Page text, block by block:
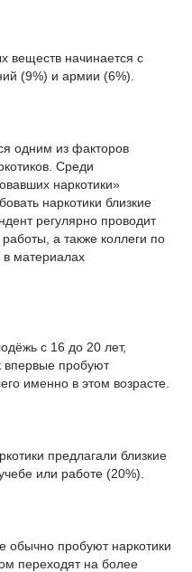
веществ начинается с
(9%) и армии (6%).
одним из факторов
Среди
наркотики»
наркотики близкие
регулярно проводит
а также коллеги по
материалах
с 16 до 20 лет,
впервые пробуют
именно в этом возрасте.
предлагали близкие
или работе (20%).
пробуют наркотики
переходят на более